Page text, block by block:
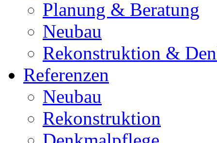
Planung & Beratung
Neubau
Rekonstruktion &
Referenzen
Neubau
Rekonstruktion